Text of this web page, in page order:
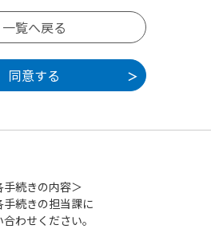
意することができない場合
御利用いただくことができ
覧のみについても、この規
のとみなします。
ワード等の登録・変更及び
して申請・届出等手続を
行う際は、利用者ID、パス
所、その他の必要な事項を
録してください。
手続きの内容＞
手続きの担当課に
合わせください。